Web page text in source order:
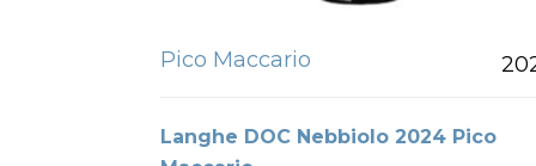
Pico Maccario
Langhe DOC Nebbiolo 2024 Pico